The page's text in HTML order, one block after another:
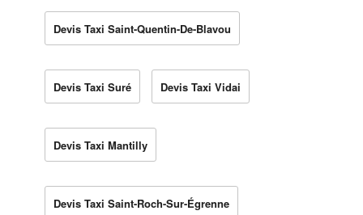
Devis Taxi Saint-Quentin-De-Blavou
Devis Taxi Suré Devis Taxi Vidai
Devis Taxi Mantilly
Devis Taxi Saint-Roch-Sur-Égrenne